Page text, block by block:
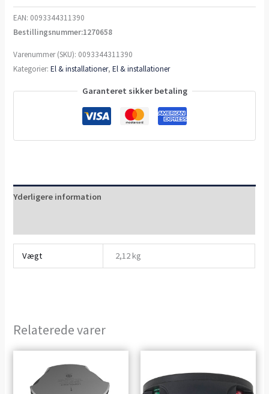
EAN: 0093344311390
Bestillingsnummer:1270658
Varenummer (SKU): 0093344311390
Kategorier:El & installationer,El & installationer
Garanteret sikker betaling
Yderligere information
Vægt 2,12 kg
Relaterede varer